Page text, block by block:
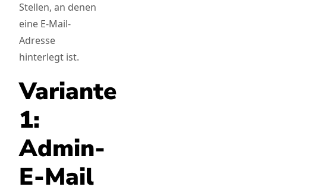
Stellen, an denen
eine E-Mail-
Adresse
hinterlegt ist.
Variante
1:
Admin-
E-Mail